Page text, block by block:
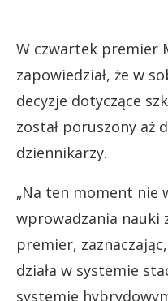
W czwartek premier
zapowiedział, że w
decyzje dotyczące
został poruszony aż
dziennikarzy.
„Na ten moment nie
wprowadzania nauki
premier,
działa w systemie
systemie